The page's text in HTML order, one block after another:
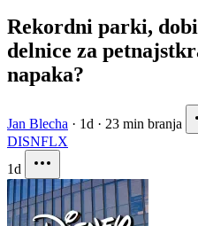
Rekordni parki,
delnice za
napaka?
Jan Blecha · 1d · 23 min branja
DISNFLX
1d